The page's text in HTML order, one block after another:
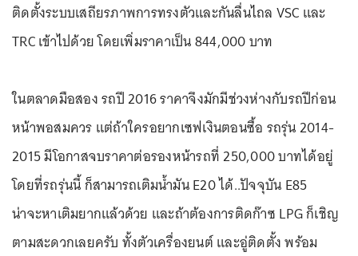
ติดตั้งระบบเสถียรภาพการทรงตัวและกันลื่นไถล VSC และ
TRC เข้าไปด้วย โดยเพิ่มราคาเป็น 844,000 บาท
ในตลาดมือสอง รถปี 2016 ราคาจึงมักมีช่วงห่างกับรถปีก่อน
หน้าพอสมควร แต่ถ้าใครอยากเซฟเงินตอนซื้อ รถรุ่น 2014-
2015 มีโอกาสจบราคาต่อรองหน้ารถที่ 250,000 บาทได้อยู่
โดยที่รถรุ่นนี้ ก็สามารถเติมน้ำมัน E20 ได้..ปัจจุบัน E85
น่าจะหาเติมยากแล้วด้วย และถ้าต้องการติดก๊าซ LPG ก็เชิญ
ตามสะดวกเลยครับ ทั้งตัวเครื่องยนต์ และอู่ติดตั้ง พร้อม